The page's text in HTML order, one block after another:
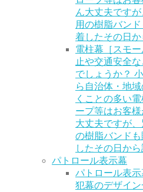
ん大丈夫です
用の樹脂バン
着したその日か
電柱幕［スモ
止や交通安全
でしょうか？
ら自治体・地
くことの多い
ープ等はお客
大丈夫ですが
の樹脂バンド
したその日から
パトロール表示幕
パトロール表
犯幕のデザイ